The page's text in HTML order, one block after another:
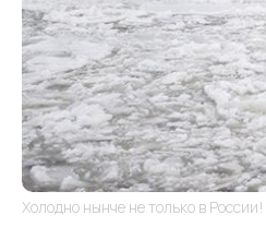
Холодно нынче не только в России!